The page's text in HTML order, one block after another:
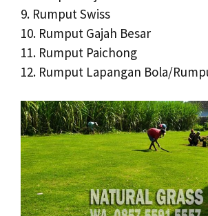
9. Rumput Swiss
10. Rumput Gajah Besar
11. Rumput Paichong
12. Rumput Lapangan Bola/